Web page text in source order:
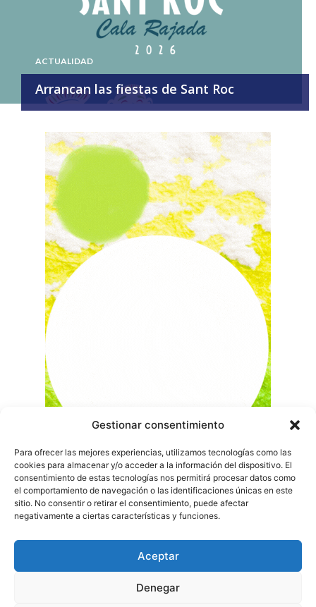
Gestionar consentimiento
Para ofrecer las mejores experiencias, utilizamos tecnologías como las
cookies para almacenar y/o acceder a la información del dispositivo. El
consentimiento de estas tecnologías nos permitirá procesar datos como
el comportamiento de navegación o las identificaciones únicas en este
sitio. No consentir o retirar el consentimiento, puede afectar
negativamente a ciertas características y funciones.
Aceptar
Denegar
ACTUALIDAD
Arrancan las fiestas de Sant Roc